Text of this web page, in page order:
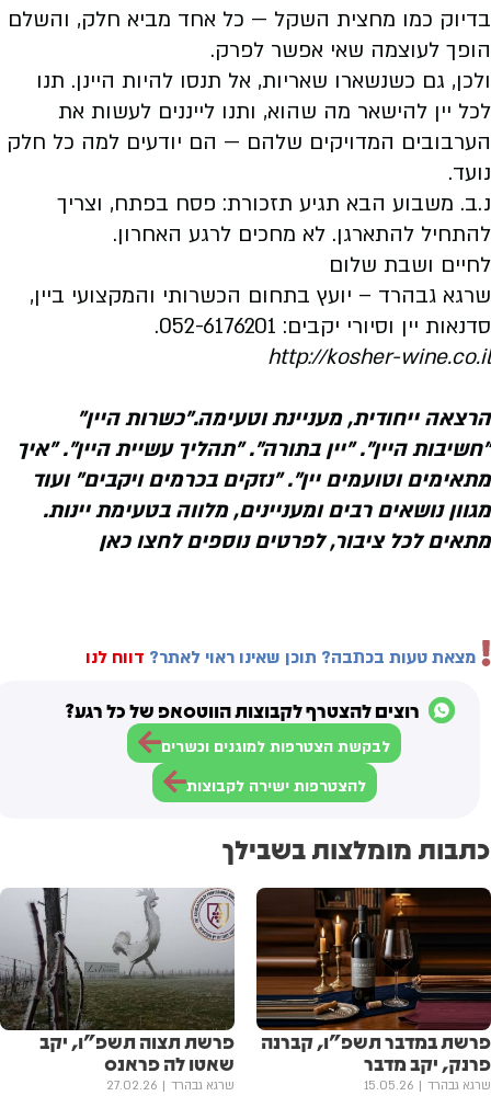
בדיוק כמו מחצית השקל — כל אחד מביא חלק, והשלם
הופך לעוצמה שאי אפשר לפרק.
ולכן, גם כשנשארו שאריות, אל תנסו להיות היינן. תנו
לכל יין להישאר מה שהוא, ותנו לייננים לעשות את
הערבובים המדויקים שלהם — הם יודעים למה כל חלק
נועד.
נ.ב. משבוע הבא תגיע תזכורת: פסח בפתח, וצריך
להתחיל להתארגן. לא מחכים לרגע האחרון.
לחיים ושבת שלום
שרגא גבהרד – יועץ בתחום הכשרותי והמקצועי ביין,
סדנאות יין וסיורי יקבים: 052-6176201
.
http://kosher-wine.co.il
הרצאה ייחודית, מעניינת וטעימה."כשרות היין"
"חשיבות היין". "יין בתורה". "תהליך עשיית היין". "איך
מתאימים וטועמים יין". "נזקים בכרמים ויקבים" ועוד
מגוון נושאים רבים ומעניינים, מלווה בטעימת יינות.
מתאים לכל ציבור, לפרטים נוספים לחצו כאן
מצאת טעות בכתבה? תוכן שאינו ראוי לאתר? דווח לנו
רוצים להצטרף לקבוצות הווטסאפ של כל רגע?
לבקשת הצטרפות למוגנים וכשרים
להצטרפות ישירה לקבוצות
כתבות מומלצות בשבילך
פרשת במדבר תשפ"ו, קברנה
פרנק, יקב מדבר
שרגא גבהרד 15.05.26
פרשת תצוה תשפ"ו, יקב
שאטו לה פראנס
שרגא גבהרד 27.02.26